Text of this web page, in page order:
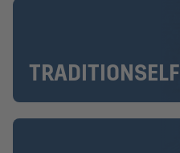
TRADITIONSELF